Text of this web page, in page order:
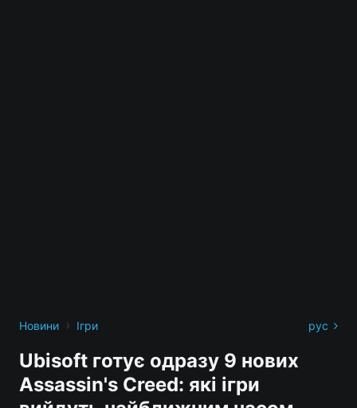
Новини › Ігри рус
Ubisoft готує одразу 9 нових
Assassin's Creed: які ігри